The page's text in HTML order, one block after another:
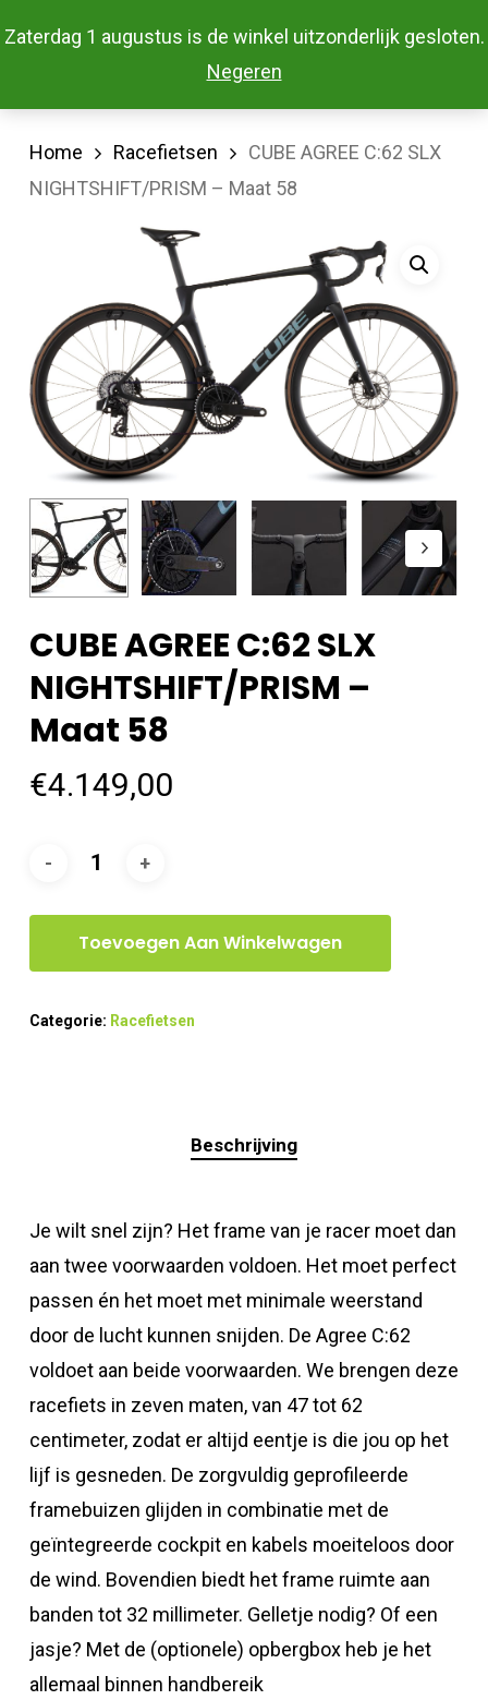
Zaterdag 1 augustus is de winkel uitzonderlijk gesloten.
Negeren
to
Menu
Home Racefietsen
CUBE AGREE C:62 SLX
NIGHTSHIFT/PRISM – Maat 58
CUBE AGREE C:62 SLX
NIGHTSHIFT/PRISM –
Maat 58
€4.149,00
Toevoegen Aan Winkelwagen
Categorie: Racefietsen
Beschrijving
Je wilt snel zijn? Het frame van je racer moet dan
aan twee voorwaarden voldoen. Het moet perfect
passen én het moet met minimale weerstand
door de lucht kunnen snijden. De Agree C:62
voldoet aan beide voorwaarden. We brengen deze
racefiets in zeven maten, van 47 tot 62
centimeter, zodat er altijd eentje is die jou op het
lijf is gesneden. De zorgvuldig geprofileerde
framebuizen glijden in combinatie met de
geïntegreerde cockpit en kabels moeiteloos door
de wind. Bovendien biedt het frame ruimte aan
banden tot 32 millimeter. Gelletje nodig? Of een
jasje? Met de (optionele) opbergbox heb je het
allemaal binnen handbereik
Menu